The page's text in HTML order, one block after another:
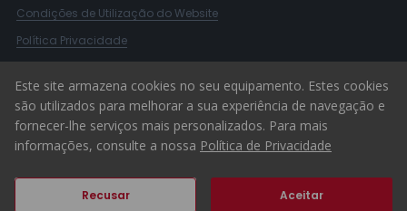
Condições de Utilização do Website
Política Privacidade
Canal de Denúncias
© 2026 ERA Portugal
Este site armazena cookies no seu equipamento. Estes cookies
são utilizados para melhorar a sua experiência de navegação e
fornecer-lhe serviços mais personalizados. Para mais
informações, consulte a nossa Política de Privacidade
Recusar Aceitar